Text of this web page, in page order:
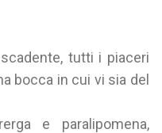
tutti i piaceri
bocca in cui vi sia del
e paralipomena,